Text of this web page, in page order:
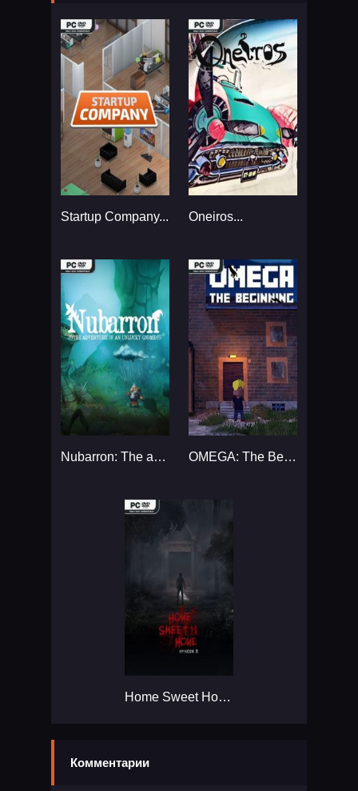
Startup Company... Oneiros...
Nubarron: The adventure of an unlucky gnome... OMEGA: The Beginning - Episode 1...
Home Sweet Home EP2...
Комментарии